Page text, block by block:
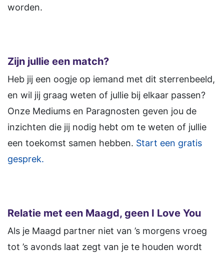
worden.
Zijn jullie een match?
Heb jij een oogje op iemand met dit sterrenbeeld,
en wil jij graag weten of jullie bij elkaar passen?
Onze Mediums en Paragnosten geven jou de
inzichten die jij nodig hebt om te weten of jullie
een toekomst samen hebben. Start een gratis
gesprek.
Relatie met een Maagd, geen I Love You
Als je Maagd partner niet van ’s morgens vroeg
tot ’s avonds laat zegt van je te houden wordt